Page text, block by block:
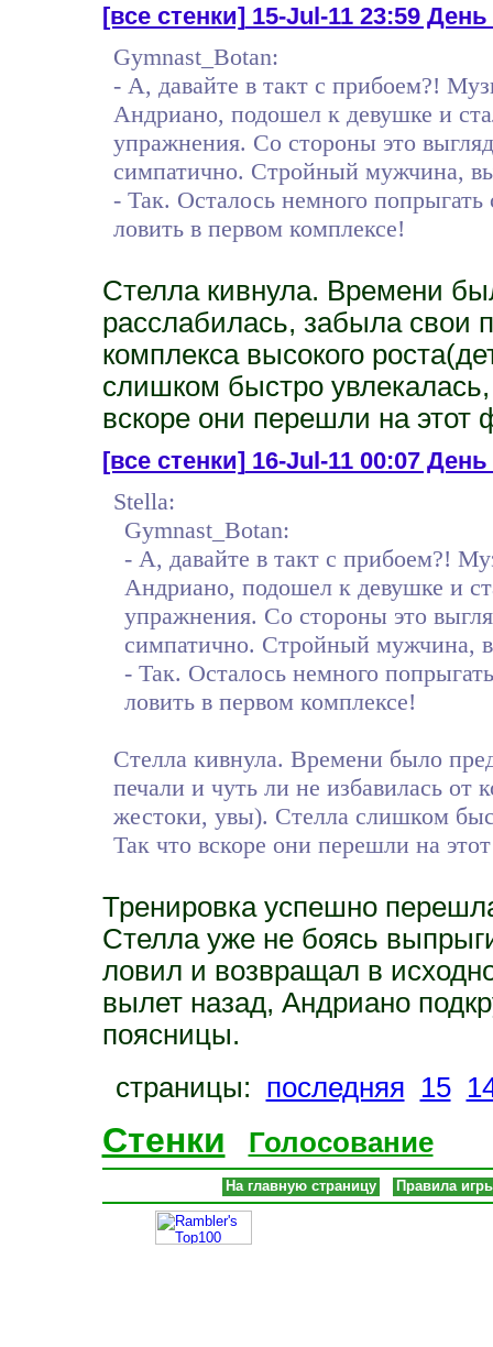
[все стенки]15-Jul-11 23:59 День
Gymnast_Botan:
- А, давайте в такт с прибоем?!
Андриано, подошел к девушке и
упражнения. Со стороны это
симпатично. Стройный мужчина,
- Так. Осталось немного попрыгать
ловить в первом комплексе!
Стелла кивнула. Времени
расслабилась, забыла свои
комплекса высокого
слишком быстро
вскоре они перешли на
[все стенки]16-Jul-11 00:07
Stella:
Gymnast_Botan:
- А, давайте в такт с прибоем?!
Андриано, подошел к девушке и
упражнения. Со стороны это
симпатично. Стройный мужчина,
- Так. Осталось немного
ловить в первом комплексе!
Стелла кивнула. Времени было
печали и чуть ли не избавилась от
жестоки, увы). Стелла слишком
Так что вскоре они перешли на
Тренировка успешно
Стелла уже не боясь
ловил и возвращал в
вылет назад, Андриано
поясницы.
страницы: последняя 15
Стенки Голосование
На главную страницу Правила